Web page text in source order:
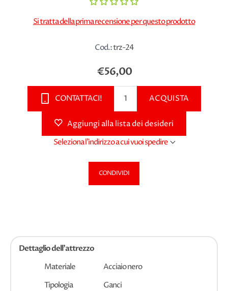
Si tratta della prima recensione per questo prodotto
Cod.:trz-24
€56,00
CONTATTACI! ACQUISTA
Aggiungi alla lista dei desideri
Seleziona l'indirizzo a cui vuoi spedire
CONDIVIDI
Dettaglio dell'attrezzo
Materiale
Acciaio nero
Tipologia
Ganci